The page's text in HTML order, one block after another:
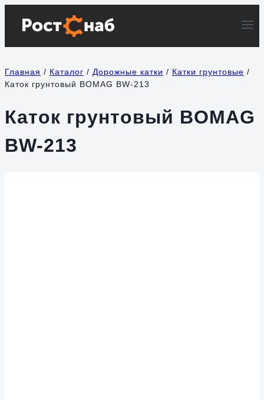
содержимому
Главная / Каталог / Дорожные катки / Катки грунтовые /
Каток грунтовый BOMAG BW-213
Каток грунтовый BOMAG
BW-213